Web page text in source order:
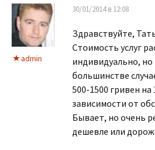
admin
30/01/2014 в 12:08
Здравствуйте,
Стоимость услуг
индивидуально,
большинстве
500-1500 гривен на
зависимости от
Бывает, но очень
дешевле или